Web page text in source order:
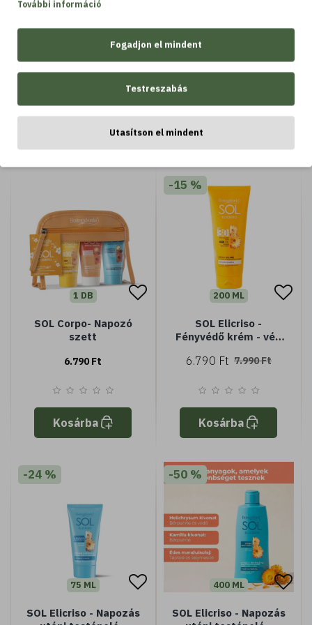
200 ML
segítő, napozás utáni
tusfürdő
2.490 Ft
serkentő olvadó gél -
Fokozza a barnaságot
4.990 Ft
Kosárba
1 DB
SOL Corpo- Napozó
szett
6.790 Ft
Kosárba
-15 %
200 ML
SOL Elicriso -
Fényvédő krém - véd
Massaini Helichrysum
magas védelem -
6.790 Ft 7.990 Ft
Kosárba
-24 %
75 ML
SOL Elicriso - Napozás
-50 %
400 ML
SOL Elicriso - Napozás
További információ
Fogadjon el mindent
Testreszabás
Utasítson el mindent